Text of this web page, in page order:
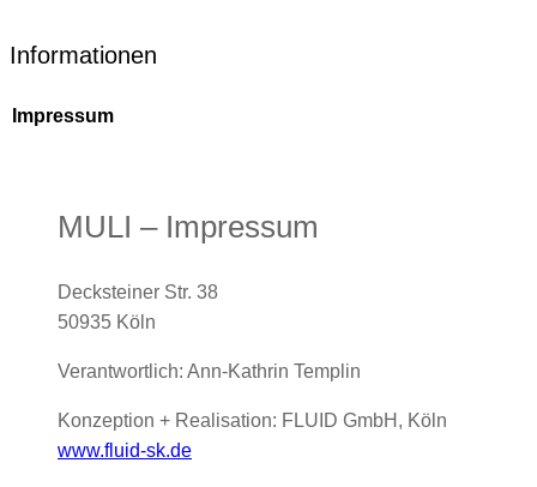
Informationen
Impressum
MULI – Impressum
Decksteiner Str. 38
50935 Köln
Verantwortlich: Ann-Kathrin Templin
Konzeption + Realisation: FLUID GmbH, Köln
www.fluid-sk.de